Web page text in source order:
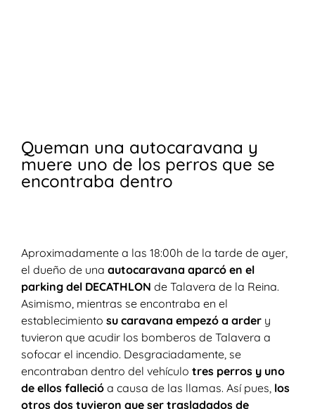
Queman una autocaravana y
muere uno de los perros que se
encontraba dentro
Aproximadamente a las 18:00h de la tarde de ayer,
el dueño de una autocaravana aparcó en el
parking del DECATHLON de Talavera de la Reina.
Asimismo, mientras se encontraba en el
establecimiento su caravana empezó a arder y
tuvieron que acudir los bomberos de Talavera a
sofocar el incendio. Desgraciadamente, se
encontraban dentro del vehículo tres perros y uno
de ellos falleció a causa de las llamas. Así pues, los
otros dos tuvieron que ser trasladados de